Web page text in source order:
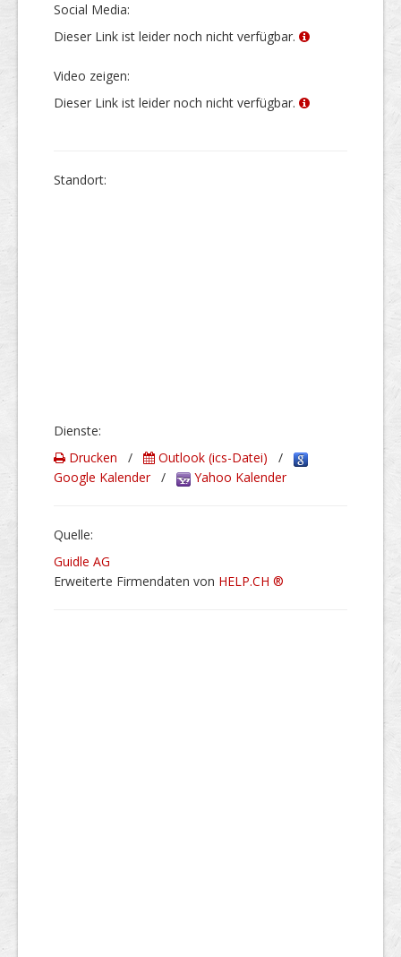
Social Media:
Dieser Link ist leider noch nicht verfügbar.
Video zeigen:
Dieser Link ist leider noch nicht verfügbar.
Stand­ort:
Dienste:
Drucken / Outlook (ics-Datei) /
Google Kalender/ Yahoo Kalender
Quelle:
Guidle AG
Erweiterte Firmendaten von HELP.CH ®